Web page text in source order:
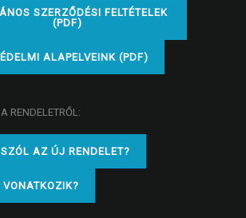
SZERZŐDÉSI FELTÉTELEK
(PDF)
ALAPELVEINK (PDF)
RENDELETRŐL:
AZ ÚJ RENDELET?
VONATKOZIK?